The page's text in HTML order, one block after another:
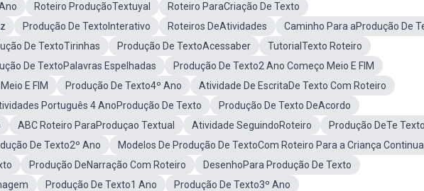
Roteiro ProduçãoTextuyal
Roteiro ParaCriação De Texto
Produção De TextoInterativo Roteiros DeAtividades
Caminho Para aProdução De
De TextoTirinhas Produção De TextoAcessaber
TutorialTexto Roteiro
De TextoPalavras Espelhadas
Produção De Texto2 Ano Começo Meio E FIM
E FIM
Produção De Texto4º Ano
Atividade De EscritaDe Texto Com Roteiro
Português 4 AnoProdução De Texto
Produção De Texto DeAcordo
ABC Roteiro ParaProduçao Textual Atividade SeguindoRoteiro
Produção DeTe
De Texto2º Ano
Modelos De Produção De TextoCom Roteiro Para a Criança
Produção DeNarração Com Roteiro
DesenhoPara Produção De Texto
Produção De Texto1 Ano
Produção De Texto3º Ano